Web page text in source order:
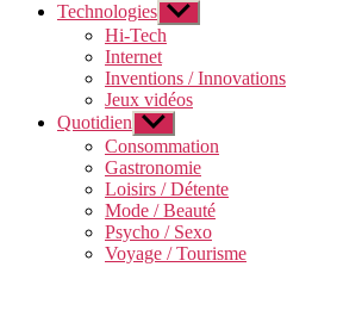
Technologies Afficher
le
sous-
Hi-Tech
Internet
Inventions / Innovations
Jeux vidéos
Quotidien Afficher
le
sous-
menu
Consommation
Gastronomie
Loisirs / Détente
Mode / Beauté
Psycho / Sexo
Voyage / Tourisme